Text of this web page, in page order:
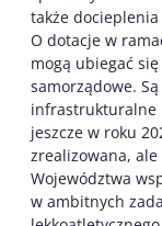
także
O dotacje w
mogą ubiegać
samorządowe.
infrastrukturalne
jeszcze w roku
zrealizowana,
Województwa
w ambitnych